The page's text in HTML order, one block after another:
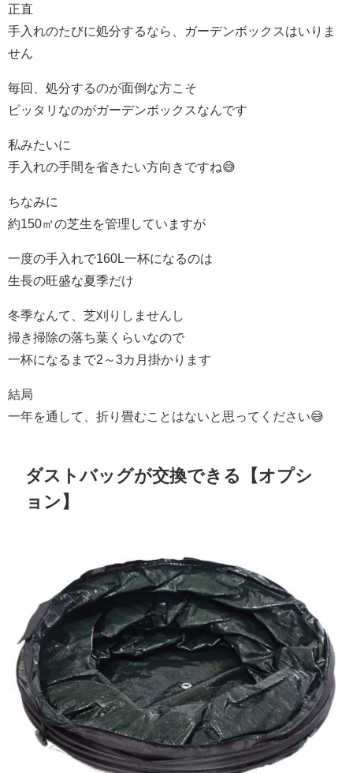
正直
手入れのたびに処分するなら、ガーデンボックスはいりま
せん
毎回、処分するのが面倒な方こそ
ピッタリなのがガーデンボックスなんです
私みたいに
手入れの手間を省きたい方向きですね😅
ちなみに
約150㎡の芝生を管理していますが
一度の手入れで160L一杯になるのは
生長の旺盛な夏季だけ
冬季なんて、芝刈りしませんし
掃き掃除の落ち葉くらいなので
一杯になるまで2～3カ月掛かります
結局
一年を通して、折り畳むことはないと思ってください😅
ダストバッグが交換できる【オプシ
ョン】